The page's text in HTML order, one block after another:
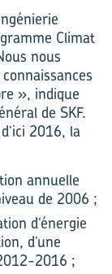
Climat
nous
», indique
de SKF.
2016, la
annuelle
de 2006 ;
d’énergie
d’une
2016 ;